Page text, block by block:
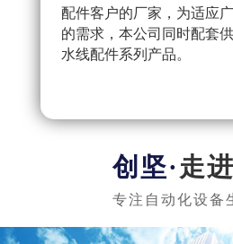
配件客户的厂家，为适应
的需求，本公司同时配套
水线配件系列产品。
走